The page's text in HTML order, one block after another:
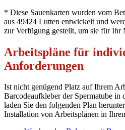
* Diese Sauenkarten wurden vom
aus 49424 Lutten entwickelt und
zur Verfügung gestellt, um sie für Ihr
Arbeitspläne für
Anforderungen
Ist nicht genügend Platz auf Ihrem
Barcodeaufkleber der Spermatube in
laden Sie den folgenden Plan
Installation von Arbeitsplänen in